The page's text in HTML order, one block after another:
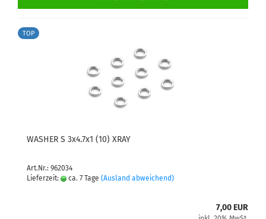
TOP
WASHER S 3x4.7x1 (10) XRAY
Art.Nr.: 962034
Lieferzeit:
ca. 7 Tage (Ausland abweichend)
7,00 EUR